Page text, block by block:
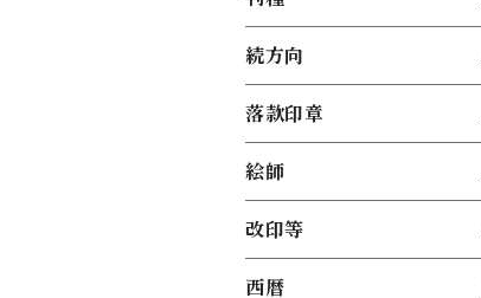
続方向
落款印章
絵師
改印等
西暦